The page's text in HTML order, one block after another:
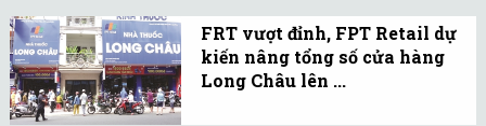
Retail, mã FRT) vừa
thông báo phát hành cổ
phiếu để chia cổ tức.
FRT vượt đỉnh, FPT Retail dự
kiến nâng tổng số cửa hàng
Long Châu lên ...